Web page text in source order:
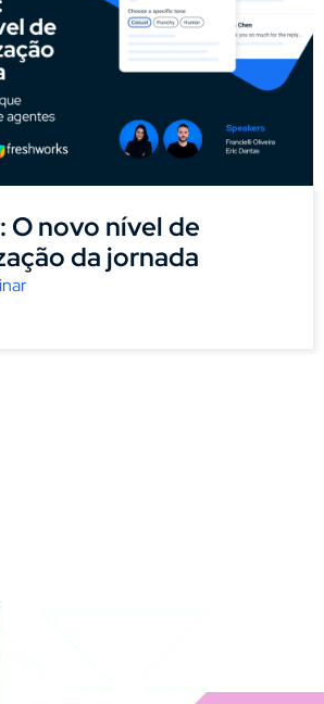
O novo nível de
da jornada